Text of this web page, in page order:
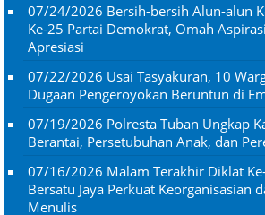
07/24/2026 Bersih-bersih Alun-alun
Ke-25 Partai Demokrat, Omah
Apresiasi
07/22/2026 Usai Tasyakuran, 10
Dugaan Pengeroyokan Beruntun di
07/19/2026 Polresta Tuban Ungkap
Berantai, Persetubuhan Anak, dan
07/16/2026 Malam Terakhir Diklat
Bersatu Jaya Perkuat Keorganisasian
Menulis